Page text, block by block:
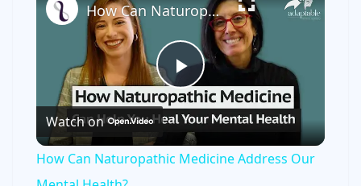
P
l
How Can Naturopathic Medicine Address Our Mental Health?
Watch on
How Can Naturopathic Medicine Address Our